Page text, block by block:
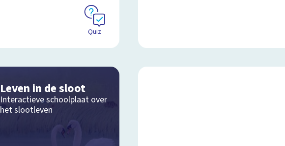
Quiz
Leven in de sloot
Interactieve schoolplaat over
het slootleven